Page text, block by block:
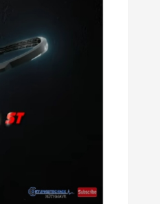
- jetzt neu im Shop!